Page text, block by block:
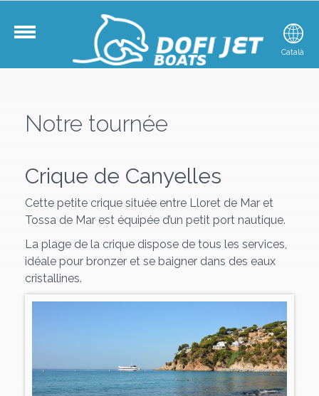
Française Català
Notre tournée
Crique de Canyelles
Cette petite crique située entre Lloret de Mar et
Tossa de Mar est équipée d’un petit port nautique.
La plage de la crique dispose de tous les services,
idéale pour bronzer et se baigner dans des eaux
cristallines.